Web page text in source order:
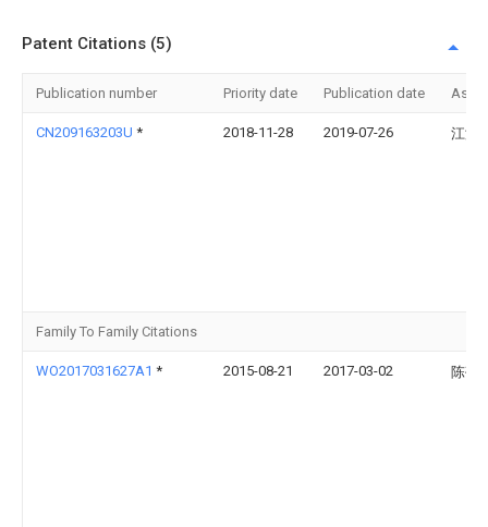
Patent Citations (5)
Publication number Priority date Publication date
CN209163203U * 2018-11-28 2019-07-26 江海
Family To Family Citations
WO2017031627A1 * 2015-08-21 2017-03-02 陈敬